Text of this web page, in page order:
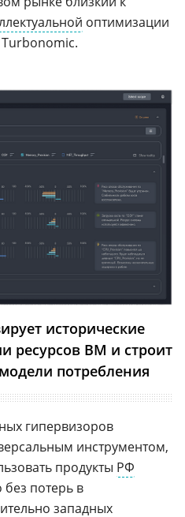
оптимизации
Turbonomic.
исторические
ресурсов ВМ и строит
потребления
гипервизоров
инструментом,
продукты РФ
без потерь в
западных